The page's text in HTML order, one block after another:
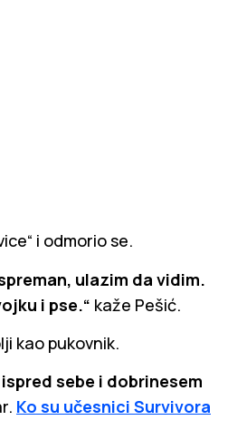
i odmorio se.
ulazim da vidim.
i pse.“ kaže Pešić.
kao pukovnik.
sebe i dobrinesem
Ko su učesnici Survivora